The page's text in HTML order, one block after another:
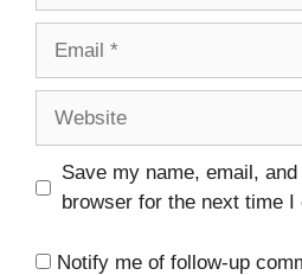
Save my name, email,
browser for the next time I
Notify me of follow-up